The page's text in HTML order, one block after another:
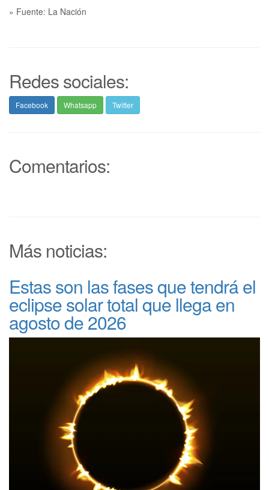
» Fuente: La Nación
Redes sociales:
Facebook Whatsapp Twitter
Comentarios:
Más noticias:
Estas son las fases que tendrá el
eclipse solar total que llega en
agosto de 2026